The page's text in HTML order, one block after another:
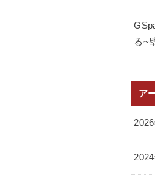
る~
ア